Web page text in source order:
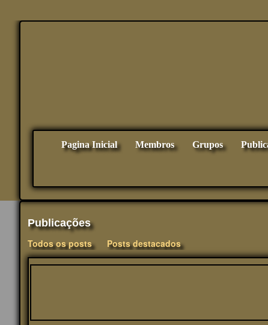
Pagina Inicial Membros Grupos
Publicações
Todos os posts
Posts destacados